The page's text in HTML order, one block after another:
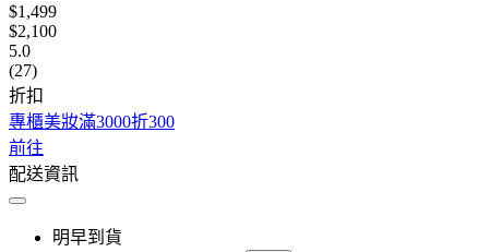
$1,499
$2,100
5.0
(27)
折扣
專櫃美妝滿3000折300
前往
配送資訊
明早到貨